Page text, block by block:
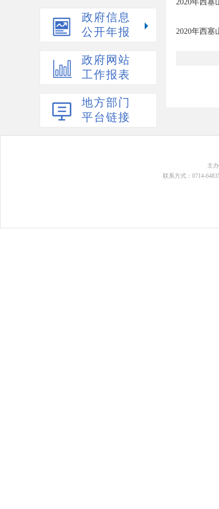
政府信息
公开年报
政府网站
工作报表
地方部门
平台链接
2020年西
2020年西
主
联系方式：0714-